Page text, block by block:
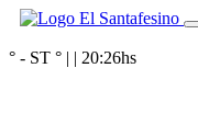
° - ST ° | | 20:26hs